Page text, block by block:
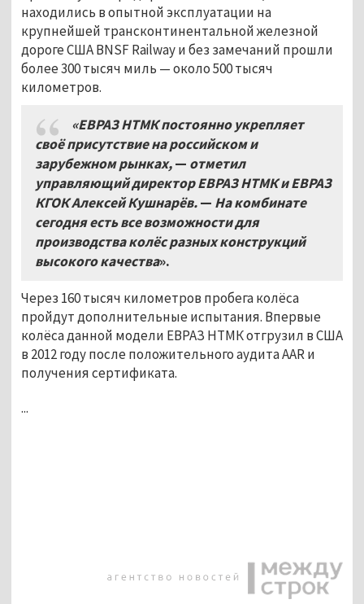
находились в опытной эксплуатации на
крупнейшей трансконтинентальной железной
дороге США BNSF Railway и без замечаний прошли
более 300 тысяч миль — около 500 тысяч
километров.
«ЕВРАЗ НТМК постоянно укрепляет
своё присутствие на российском и
зарубежном рынках,— отметил
управляющий директор ЕВРАЗ НТМК и ЕВРАЗ
КГОК Алексей Кушнарёв.— На комбинате
сегодня есть все возможности для
производства колёс разных конструкций
высокого качества».
Через 160 тысяч километров пробега колёса
пройдут дополнительные испытания. Впервые
колёса данной модели ЕВРАЗ НТМК отгрузил в США
в 2012 году после положительного аудита AAR и
получения сертификата.
...